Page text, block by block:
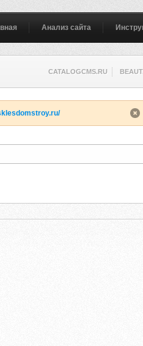
Анализ сайта
CATALOGCMS.RU